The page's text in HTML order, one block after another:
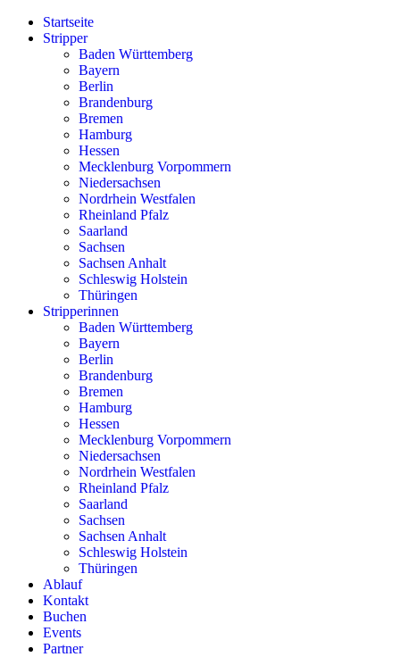
Startseite
Stripper
Baden Württemberg
Bayern
Berlin
Brandenburg
Bremen
Hamburg
Hessen
Mecklenburg Vorpommern
Niedersachsen
Nordrhein Westfalen
Rheinland Pfalz
Saarland
Sachsen
Sachsen Anhalt
Schleswig Holstein
Thüringen
Stripperinnen
Baden Württemberg
Bayern
Berlin
Brandenburg
Bremen
Hamburg
Hessen
Mecklenburg Vorpommern
Niedersachsen
Nordrhein Westfalen
Rheinland Pfalz
Saarland
Sachsen
Sachsen Anhalt
Schleswig Holstein
Thüringen
Ablauf
Kontakt
Buchen
Events
Partner